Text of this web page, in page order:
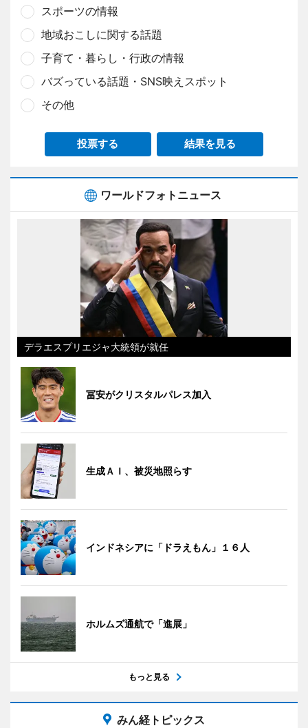
スポーツの情報
地域おこしに関する話題
子育て・暮らし・行政の情報
バズっている話題・SNS映えスポット
その他
投票する 結果を見る
ワールドフォトニュース
デラエスプリエジャ大統領が就任
冨安がクリスタルパレス加入
生成ＡＩ、被災地照らす
インドネシアに「ドラえもん」１６人
ホルムズ通航で「進展」
もっと見る
みん経トピックス